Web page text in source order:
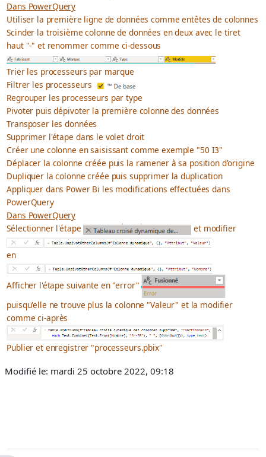
Dans PowerQuery
Utiliser la première ligne de données comme entêtes de colonnes
Scinder la troisième colonne de données en deux avec le tiret
haut "-" et renommer comme ci-dessous
Trier les processeurs par marque
Filtrer les processeurs
Regrouper les processeurs par type
Pivoter puis dépivoter la première colonne des données
Transposer les données
Supprimer l'étape dans le volet droit
Créer une colonne en saisissant comme exemple "50 I3"
Déplacer la colonne créée puis la ramener à sa position d'origine
Dupliquer la colonne créée puis supprimer la duplication
Appliquer dans Power Bi les modifications effectuées dans
PowerQuery
Dans PowerQuery
Sélectionner l'étape
et modifier
en
Afficher l'étape suivante en "error"
puisqu'elle ne trouve plus la colonne "Valeur" et la modifier
comme ci-après
Publier et enregistrer "processeurs.pbix"
Modifié le: mardi 25 octobre 2022, 09:18